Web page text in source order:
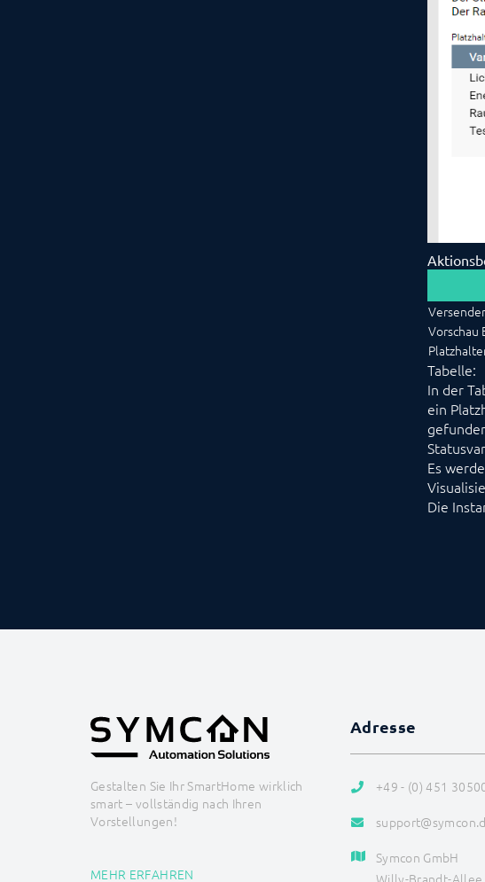
Vorschau
Tabelle:
In der
ein
Es
Die
Gestalten Sie Ihr SmartHome wirklich
smart – vollständig nach Ihren
Vorstellungen!
MEHR ERFAHREN
Adresse
+49 - (0) 451
Symcon GmbH
Willy-Brandt-Allee